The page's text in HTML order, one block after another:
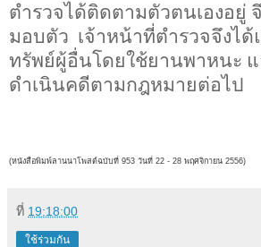
ตำรวจได้ติดตามตัวตนเองอยู่
มอบตัว เจ้าหน้าที่ตำรวจจึงได้
ทรัพย์ผู้อื่นโดยใช้ยานพาหนะ
ดำเนินคดีตามกฎหมายต่อไป
(หนังสือพิมพ์ลานนาโพสต์ฉบับที่ 953 วันที่ 22 - 28 พฤศจิกายน 2556)
ที่ 19:18:00
ใช้ร่วมกัน